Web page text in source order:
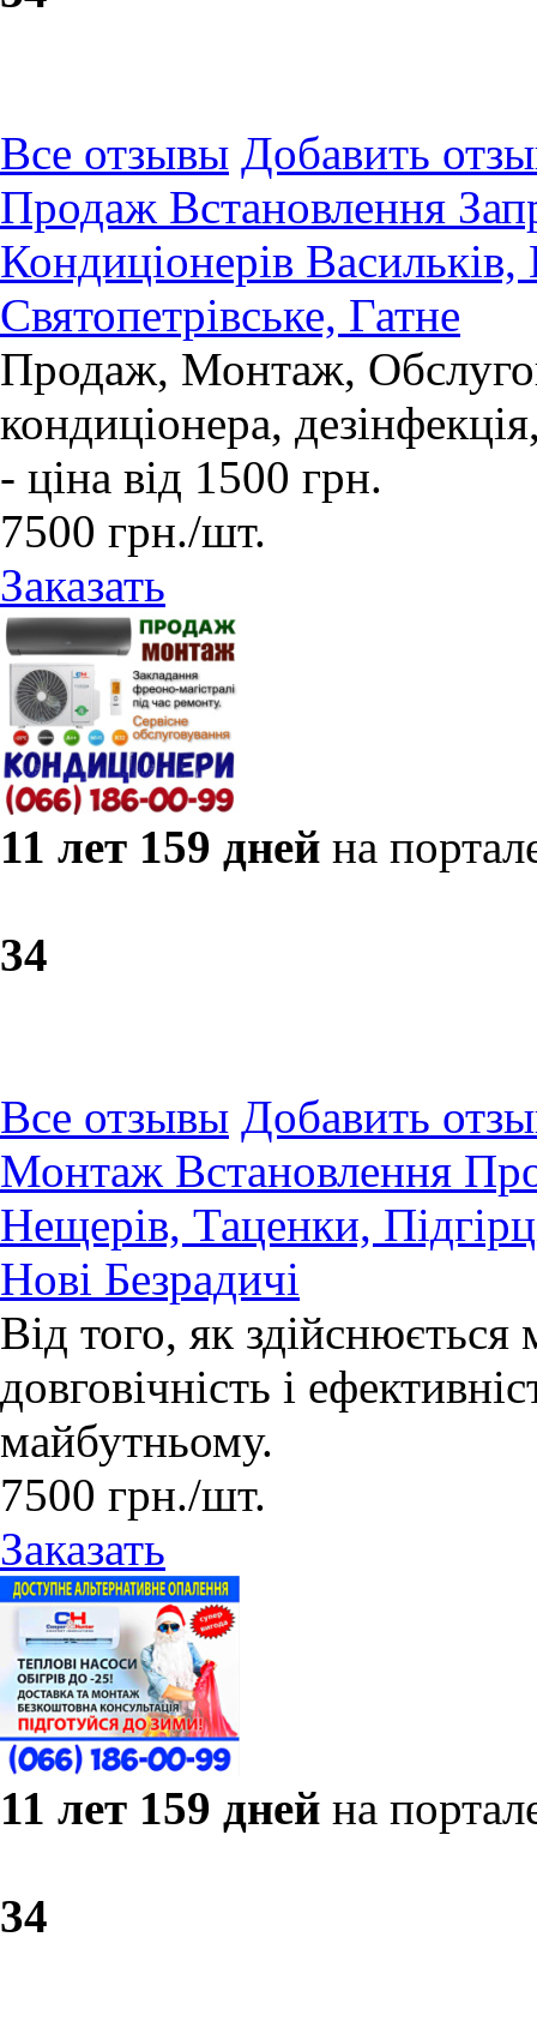
Все отзывы Добавить
Продаж Встановлення
Кондиціонерів
Святопетрівське, Гатне
Продаж, Монтаж,
кондиціонера,
- ціна від 1500 грн.
7500 грн./шт.
Заказать
11 лет 159 дней на
34
Все отзывы Добавить
Монтаж Встановлення
Нещерів, Таценки,
Нові Безрадичі
Від того, як
довговічність і
майбутньому.
7500 грн./шт.
Заказать
11 лет 159 дней на
34